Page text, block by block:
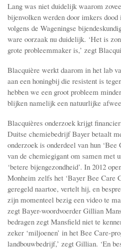
Lang was niet duidelijk waarom
bijenvolken werden door imkers
volgens de Wageningse
ware oorzaak nu duidelijk. ‘Het is
grote probleemmaker is,’ zegt
Blacquière werkt daarom in het lab
aan een honingbij die resistent is
hebben we een groot probleem
blijken namelijk een natuurlijke
Blacquières onderzoek krijgt
Duitse chemiebedrijf Bayer betaalt
onderzoek is onderdeel van hun
van de chemiegigant om samen met
‘betere bijengezondheid’. In 2012
Monheim zelfs het ‘Bayer Bee Care
geregeld naartoe, vertelt hij, en
zijn momenteel bezig een video te
zegt Bayer-woordvoerder Gillian
bedragen zegt Mansfield niet te
zeker ‘miljoenen’ in het Bee Care-
landbouwbedrijf,’ zegt Gillian. ‘En